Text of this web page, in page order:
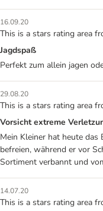
16.09.20
This is a stars rating area
Jagdspaß
Perfekt zum allein jagen
29.08.20
This is a stars rating area
Vorsicht extreme
Mein Kleiner hat heute
befreien, während er vor
Sortiment verbannt und
14.07.20
This is a stars rating area